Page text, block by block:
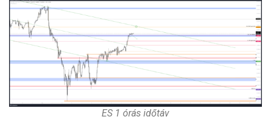
ES 1 órás időtáv